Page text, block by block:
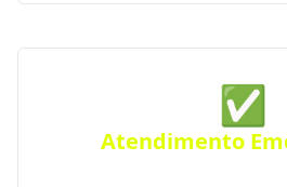
✅
Atendimento